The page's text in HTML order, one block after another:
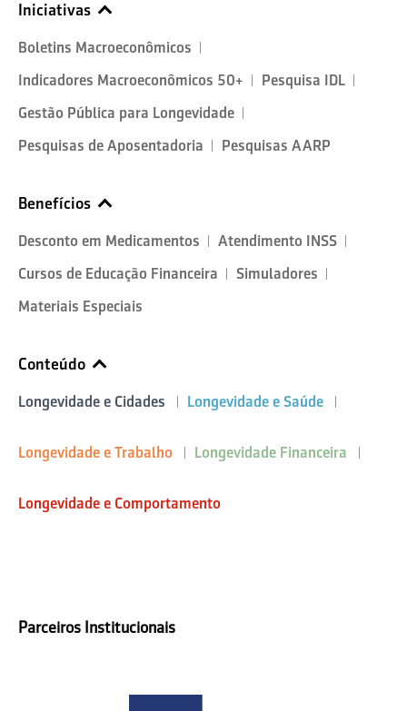
Iniciativas
Boletins Macroeconômicos
Indicadores Macroeconômicos 50+
Pesquisa IDL
Gestão Pública para Longevidade
Pesquisas de Aposentadoria
Pesquisas AARP
Benefícios
Desconto em Medicamentos
Atendimento INSS
Cursos de Educação Financeira
Simuladores
Materiais Especiais
Conteúdo
Longevidade e Cidades Longevidade e Saúde
Longevidade e Trabalho Longevidade Financeira
Longevidade e Comportamento
Parceiros Institucionais